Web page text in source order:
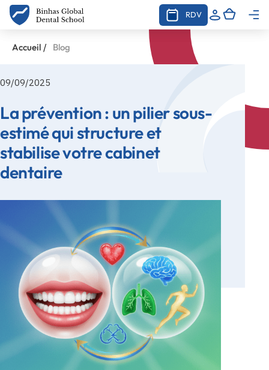
RDV
Accueil / Blog
09/09/2025
La prévention : un pilier sous-
estimé qui structure et
stabilise votre cabinet
dentaire